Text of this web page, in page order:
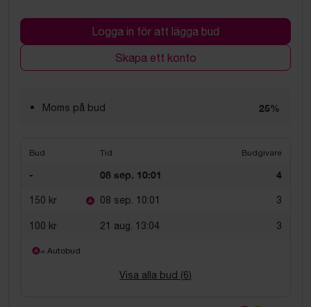
Logga in för att lägga bud
Skapa ett konto
Moms på bud 25%
Bud Tid Budgivare
- 08 sep. 10:01 4
150 kr 08 sep. 10:01 3
100 kr 21 aug. 13:04 3
= Autobud
Visa alla bud (6)